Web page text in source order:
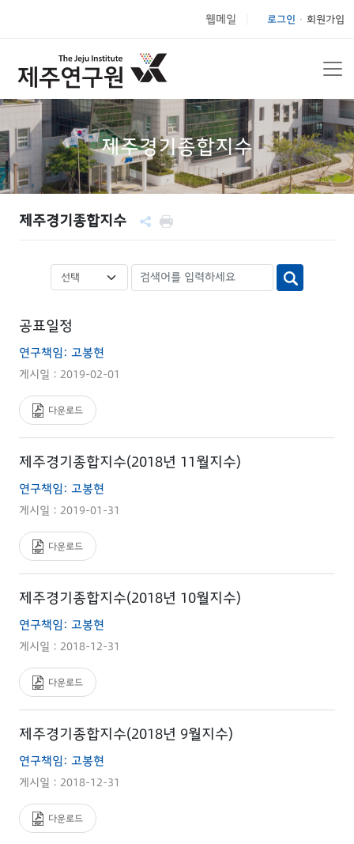
웹메일 로그인 회원가입
제주경기종합지수
제주경기종합지수
공표일정
연구책임: 고봉현
게시일 : 2019-02-01
다운로드
제주경기종합지수(2018년 11월지수)
연구책임: 고봉현
게시일 : 2019-01-31
다운로드
제주경기종합지수(2018년 10월지수)
연구책임: 고봉현
게시일 : 2018-12-31
다운로드
제주경기종합지수(2018년 9월지수)
연구책임: 고봉현
게시일 : 2018-12-31
다운로드